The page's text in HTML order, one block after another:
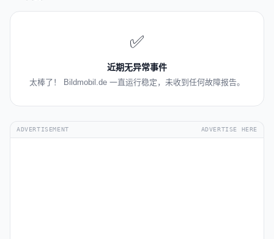
✅
近期无异常事件
太棒了！ Bildmobil.de 一直运行稳定，未收到任何故障报告。
ADVERTISEMENT ADVERTISE HERE